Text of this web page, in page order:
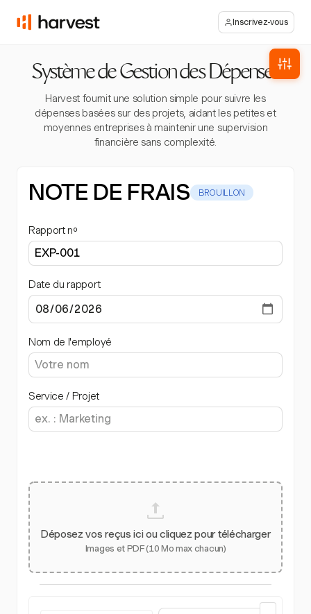
Inscrivez-vous
Système de Gestion des Dépenses
Harvest fournit une solution simple pour suivre les
dépenses basées sur des projets, aidant les petites et
moyennes entreprises à maintenir une supervision
financière sans complexité.
NOTE DE FRAIS BROUILLON
Rapport nº
Date du rapport
Nom de l'employé
Service / Projet
Déposez vos reçus ici ou cliquez pour télécharger
Images et PDF (10 Mo max chacun)